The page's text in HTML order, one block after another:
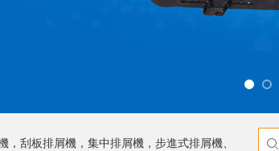
刮板排屑機，集中排屑機，步進式排屑機、